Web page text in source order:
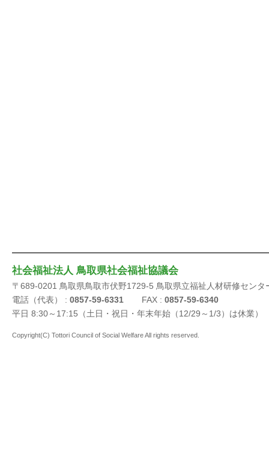
社会福祉法人 鳥取県社会福祉協議会
〒689-0201 鳥取県鳥取市伏野1729-5 鳥取県立福祉人材研修センタ
電話（代表） : 0857-59-6331 FAX : 0857-59-6340
平日 8:30～17:15（土日・祝日・年末年始（12/29～1/3）は休業）
Copyright(C) Tottori Council of Social Welfare All rights reserved.